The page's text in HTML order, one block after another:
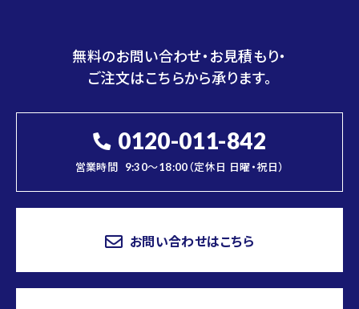
無料のお問い合わせ・お見積もり・
ご注文はこちらから承ります。
0120-011-842
営業時間 9:30～18:00（定休日 日曜・祝日）
お問い合わせはこちら